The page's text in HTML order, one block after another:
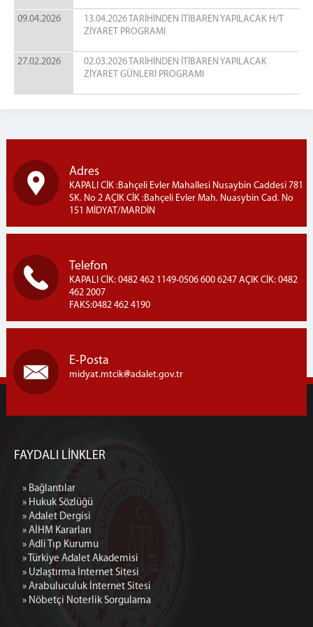
İLETİŞİM
GÜMÜŞÇÜLÜK
PARA YATIRMA
ZİYARET GÜNLERİ
EMANET EŞYA BİRİMİ
TELEFON GÖRÜŞÜ
SIKÇA SORULAN SORULAR
09.04.2026
13.04.2026 TARİHİNDEN İTİBAREN YAPILACAK H/T
ZİYARET PROGRAMI
27.02.2026
02.03.2026 TARİHİNDEN İTİBAREN YAPILACAK
ZİYARET GÜNLERİ PROGRAMI
Adres
KAPALI CİK :Bahçeli Evler Mahallesi Nusaybin Caddesi 781
SK. No 2 AÇIK CİK :Bahçeli Evler Mah. Nuasybin Cad. No
151 MİDYAT/MARDİN
Telefon
KAPALI CİK: 0482 462 1149-0506 600 6247 AÇIK CİK: 0482
462 2007
FAKS:0482 462 4190
E-Posta
midyat.mtcik adalet.gov.tr
FAYDALI LİNKLER
» Bağlantılar
» Hukuk Sözlüğü
» Adalet Dergisi
» AİHM Kararları
» Adli Tıp Kurumu
» Türkiye Adalet Akademisi
» Uzlaştırma İnternet Sitesi
» Arabuluculuk İnternet Sitesi
» Nöbetçi Noterlik Sorgulama